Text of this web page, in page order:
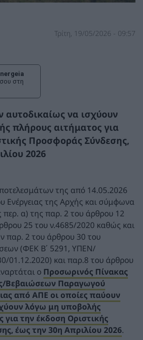
Τρίτη, 19/05/2026 - 09:57
στη
αυτοδικαίως να ισχύουν
πλήρους αιτήματος για
Προσφοράς Σύνδεσης,
2026
της από 14.05.2026
Ενέργειας της Αρχής και σύμφωνα
α) της παρ. 2 του άρθρου 12
25 του ν.4685/2020 καθώς και
παρ. 2 του άρθρου 30 του
(ΦΕΚ Β΄ 5291, ΥΠΕΝ/
01.12.2020) και παρ.8 του άρθρου
ο Προσωρινός Πίνακας
Βεβαιώσεων Παραγωγού
από ΑΠΕ οι οποίες παύουν
λόγω μη υποβολής
την έκδοση Οριστικής
έως την 30η Απριλίου 2026.